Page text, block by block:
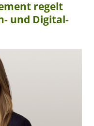
regelt
und Digital-